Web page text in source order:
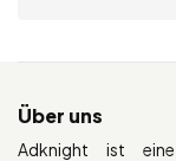
Über uns
Adknight ist